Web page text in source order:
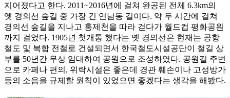
지어졌다고 한다. 2011~2016년에 걸쳐 완공된 전체 6.3km의
옛 경의선 숲길 중 가장 긴 연남동 길이다. 약 두 시간에 걸쳐
경의선 숲길을 지나고 홍제천을 따라 걷다가 월드컵 평화공원
까지 걸었다. 1905년 첫개통 했다는 옛 경의선은 현재는 공항
철도 및 복합 전철로 건설되면서 한국철도시설공단이 철길 상
부를 50년간 무상 임대하여 공원으로 조성하였다. 공원길 주변
으로 카페나 편의, 위락시설은 좋은데 경관 훼손이나 고성방가
등의 소음을 규제할 원칙이 있었으면 좋겠다는 생각을 해봤다.